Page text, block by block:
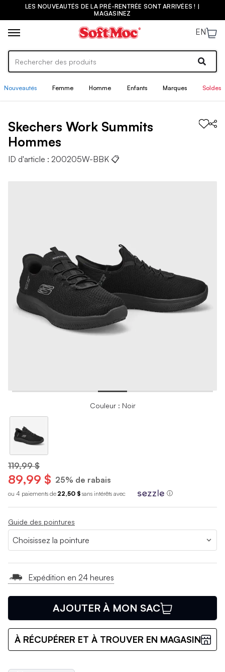
LES NOUVEAUTÉS DE LA PRÉ-RENTRÉE SONT ARRIVÉES ! |
MAGASINEZ
EN
Nouveautés Femme Homme Enfants Marques Soldes
Skechers Work Summits
Hommes
ID d'article : 200205W-BBK 📋
Couleur : Noir
119,99 $
89,99 $ 25% de rabais
ou 4 paiements de 22,50 $ sans intérêts avec ⓘ
Guide des pointures
Expédition en 24 heures
AJOUTER À MON SAC
À RÉCUPÉRER ET À TROUVER EN MAGASIN